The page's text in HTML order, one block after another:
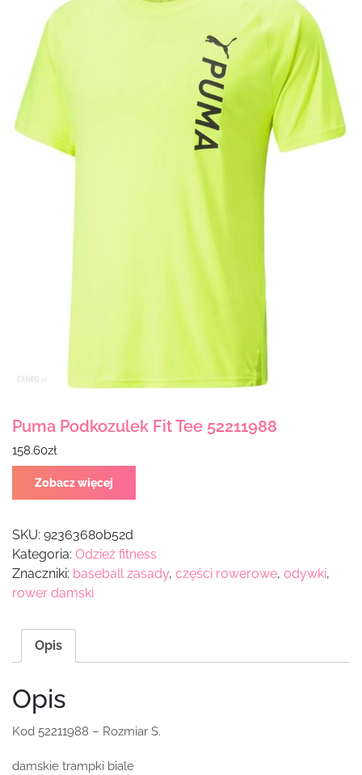
Puma Podkozulek Fit Tee 52211988
158.60zł
Zobacz więcej
SKU: 92363680b52d
Kategoria: Odzież fitness
Znaczniki: baseball zasady, części rowerowe, odywki,
rower damski
Opis
Opis
Kod 52211988 – Rozmiar S.
damskie trampki biale